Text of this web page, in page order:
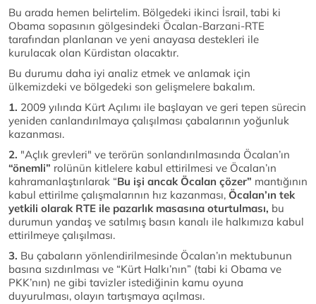
Bu arada hemen belirtelim. Bölgedeki ikinci İsrail, tabi ki
Obama sopasının gölgesindeki Öcalan-Barzani-RTE
tarafından planlanan ve yeni anayasa destekleri ile
kurulacak olan Kürdistan olacaktır.
Bu durumu daha iyi analiz etmek ve anlamak için
ülkemizdeki ve bölgedeki son gelişmelere bakalım.
1. 2009 yılında Kürt Açılımı ile başlayan ve geri tepen sürecin
yeniden canlandırılmaya çalışılması çabalarının yoğunluk
kazanması.
2. "Açlık grevleri" ve terörün sonlandırılmasında Öcalan’ın
“önemli” rolünün kitlelere kabul ettirilmesi ve Öcalan’ın
kahramanlaştırılarak “Bu işi ancak Öcalan çözer” mantığının
kabul ettirilme çalışmalarının hız kazanması, Öcalan’ın tek
yetkili olarak RTE ile pazarlık masasına oturtulması, bu
durumun yandaş ve satılmış basın kanalı ile halkımıza kabul
ettirilmeye çalışılması.
3. Bu çabaların yönlendirilmesinde Öcalan’ın mektubunun
basına sızdırılması ve “Kürt Halkı’nın” (tabi ki Obama ve
PKK’nın) ne gibi tavizler istediğinin kamu oyuna
duyurulması, olayın tartışmaya açılması.